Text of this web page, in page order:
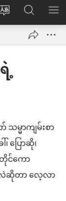
ဝ
ဆိုက်
ဘာသာစကား
ပါ
Log
)
JW.ORG
ရှာ
မာကျမ်းစာ
ြောဆို၊
င်ကော
ဆိုတာ လေ့လာ